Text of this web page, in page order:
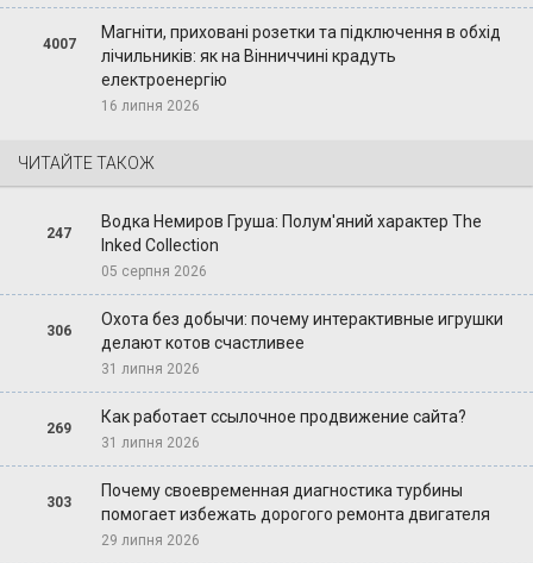
4007
Магніти, приховані розетки та підключення в обхід
лічильників: як на Вінниччині крадуть
електроенергію
16 липня 2026
ЧИТАЙТЕ ТАКОЖ
247
Водка Немиров Груша: Полум'яний характер The
Inked Collection
05 серпня 2026
306
Охота без добычи: почему интерактивные игрушки
делают котов счастливее
31 липня 2026
269
Как работает ссылочное продвижение сайта?
31 липня 2026
303
Почему своевременная диагностика турбины
помогает избежать дорогого ремонта двигателя
29 липня 2026